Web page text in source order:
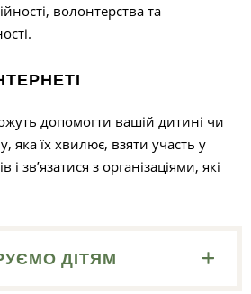
волонтерства та
допомогти вашій дитині чи
яка їх хвилює, взяти участь у
і зв’язатися з організаціями, які
ДІТЯМ